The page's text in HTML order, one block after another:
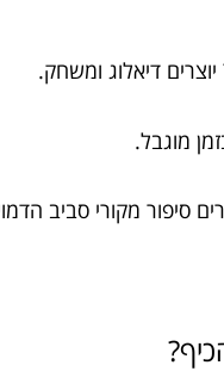
דיאלוג ומשחק.
מוגבל.
סיפור מקורי סביב